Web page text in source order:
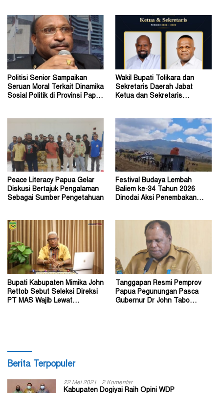
Politisi Senior Sampaikan
Seruan Moral Terkait Dinamika
Sosial Politik di Provinsi Papua
Wakil Bupati Tolikara dan
Sekretaris Daerah Jabat
Ketua dan Sekretaris
Peace Literacy Papua Gelar
Diskusi Bertajuk Pengalaman
Sebagai Sumber Pengetahuan
Festival Budaya Lembah
Baliem ke-34 Tahun 2026
Dinodai Aksi Penembakan
Bupati Kabupaten Mimika John
Rettob Sebut Seleksi Direksi
PT MAS Wajib Lewat
Tanggapan Resmi Pemprov
Papua Pegunungan Pasca
Gubernur Dr John Tabo
Berita Terpopuler
22 Mei 2021 2 Komentar
Kabupaten Dogiyai Raih Opini WDP